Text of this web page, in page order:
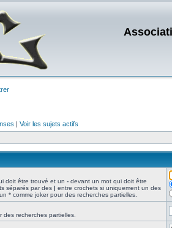
| Voir les sujets actifs
doit être trouvé et un - devant un mot qui doit être
séparés par des | entre crochets si uniquement un des
* comme joker pour des recherches partielles.
des recherches partielles.